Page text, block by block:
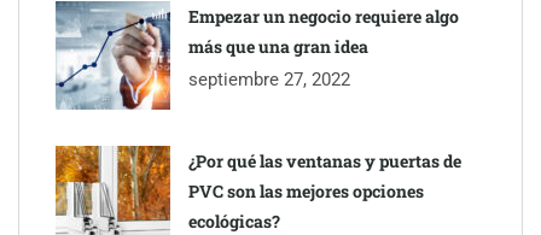
TBKids impulsa su expansión nacional con un modelo de
franquicia que redefine la educación tecnológica
la seguridad en las carreteras, según SMA Road Safety
Empezar un negocio requiere algo
más que una gran idea
septiembre 27, 2022
¿Por qué las ventanas y puertas de
PVC son las mejores opciones
ecológicas?